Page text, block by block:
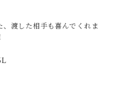
、渡した相手も喜んでくれま